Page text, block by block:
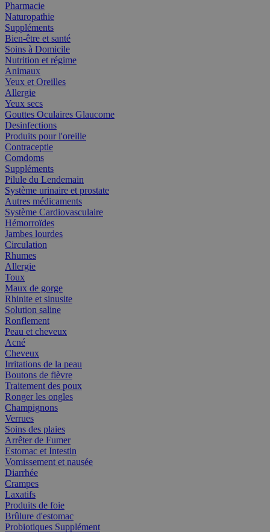
Pharmacie
Naturopathie
Suppléments
Bien-être et santé
Soins à Domicile
Nutrition et régime
Animaux
Yeux et Oreilles
Allergie
Yeux secs
Gouttes Oculaires Glaucome
Desinfections
Produits pour l'oreille
Contraceptie
Comdoms
Suppléments
Pilule du Lendemain
Système urinaire et prostate
Autres médicaments
Système Cardiovasculaire
Hémorroïdes
Jambes lourdes
Circulation
Rhumes
Allergie
Toux
Maux de gorge
Rhinite et sinusite
Solution saline
Ronflement
Peau et cheveux
Acné
Cheveux
Irritations de la peau
Boutons de fièvre
Traitement des poux
Ronger les ongles
Champignons
Verrues
Soins des plaies
Arrêter de Fumer
Estomac et Intestin
Vomissement et nausée
Diarrhée
Crampes
Laxatifs
Produits de foie
Brûlure d'estomac
Probiotiques Supplément